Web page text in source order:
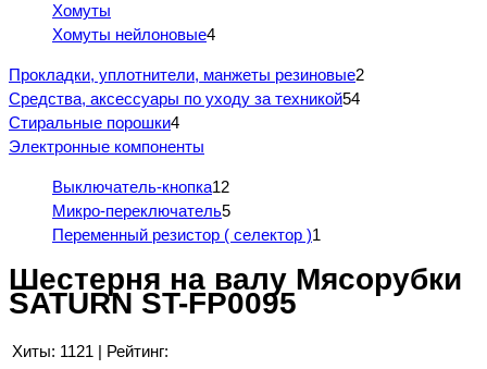
Хомуты
Хомуты нейлоновые4
Прокладки, уплотнители, манжеты резиновые2
Средства, аксессуары по уходу за техникой54
Стиральные порошки4
Электронные компоненты
Выключатель-кнопка12
Микро-переключатель5
Переменный резистор ( селектор )1
Шестерня на валу Мясорубки
SATURN ST-FP0095
Хиты: 1121 | Рейтинг: